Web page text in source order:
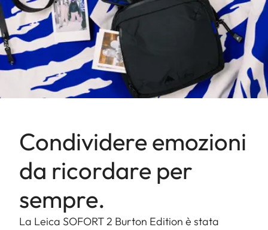
Condividere emozioni
da ricordare per
sempre.
La Leica SOFORT 2 Burton Edition è stata